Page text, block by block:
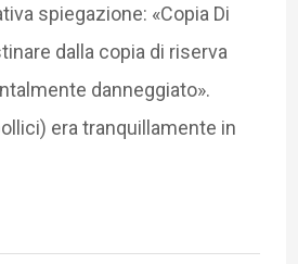
spiegazione: «Copia Di
dalla copia di riserva
danneggiato».
era tranquillamente in